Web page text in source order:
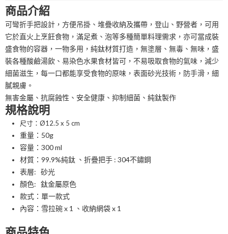
商品介紹
可彎折手把設計，方便吊掛、堆疊收納及攜帶，登山、野營者，可用
它於直火上烹飪食物，滿足煮、泡等多種簡單料理需求，亦可當成裝
盛食物的容器，一物多用，純鈦材質打造，無塗層、無毒、無味，盛
裝各種酸鹼湯飲、易染色水果食材皆可，不易吸取食物的氣味，減少
細菌滋生，每一口都能享受食物的原味，表面砂光技術，防手滑，細
膩親膚。
無害金屬、抗腐蝕性、安全健康、抑制細菌、純鈦製作
規格說明
尺寸：Ø12.5 x 5 cm
重量：50g
容量：300 ml
材質：99.9%純鈦 、折疊把手 : 304不鏽鋼
表層: 砂光
顏色: 鈦金屬原色
款式：單一款式
內容：雪拉碗 x 1 、收納網袋 x 1